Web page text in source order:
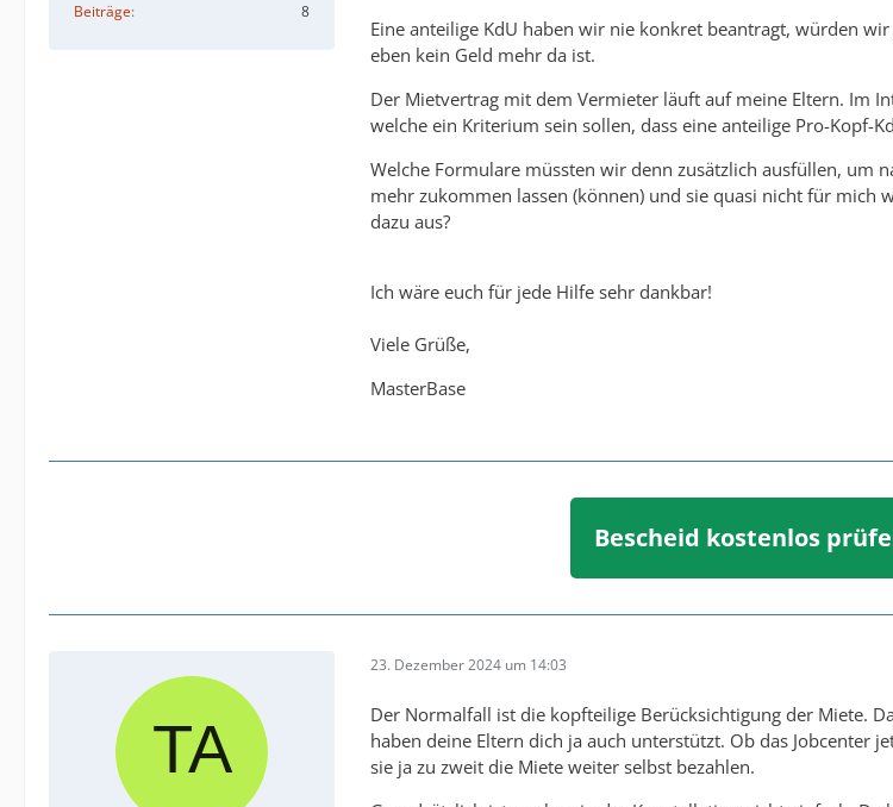
Beiträge 8
Eine anteilige KdU haben wir nie konkret beantragt, würden
eben kein Geld mehr da ist.
Der Mietvertrag mit dem Vermieter läuft auf meine Eltern. Im
welche ein Kriterium sein sollen, dass eine anteilige Pro-Kopf-
Welche Formulare müssten wir denn zusätzlich ausfüllen, um
mehr zukommen lassen (können) und sie quasi nicht für mich
dazu aus?
Ich wäre euch für jede Hilfe sehr dankbar!
Viele Grüße,
MasterBase
Bescheid kostenlos
23. Dezember 2024 um 14:03
Der Normalfall ist die kopfteilige Berücksichtigung der Miete.
haben deine Eltern dich ja auch unterstützt. Ob das Jobcenter
sie ja zu zweit die Miete weiter selbst bezahlen.